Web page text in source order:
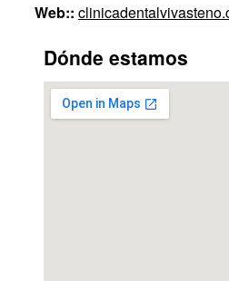
Web::
Dónde estamos